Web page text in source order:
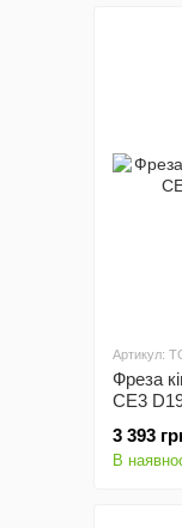
Артикул:
Фреза
CE3
3 393
В